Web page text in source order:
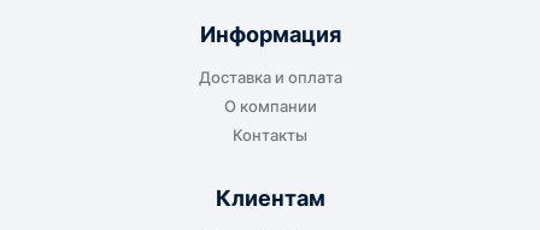
Информация
Доставка и оплата
О компании
Контакты
Клиентам